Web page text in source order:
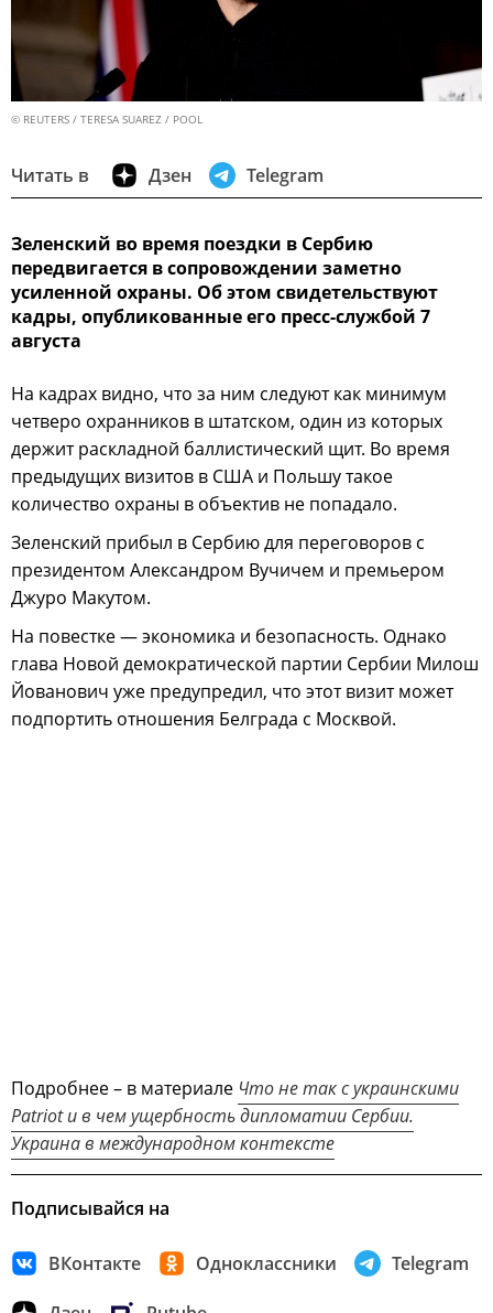
© REUTERS / TERESA SUAREZ / POOL
Читать в Дзен Telegram
Зеленский во время поездки в Сербию
передвигается в сопровождении заметно
усиленной охраны. Об этом свидетельствуют
кадры, опубликованные его пресс-службой 7
августа
На кадрах видно, что за ним следуют как минимум
четверо охранников в штатском, один из которых
держит раскладной баллистический щит. Во время
предыдущих визитов в США и Польшу такое
количество охраны в объектив не попадало.
Зеленский прибыл в Сербию для переговоров с
президентом Александром Вучичем и премьером
Джуро Макутом.
На повестке — экономика и безопасность. Однако
глава Новой демократической партии Сербии Милош
Йованович уже предупредил, что этот визит может
подпортить отношения Белграда с Москвой.
Подробнее – в материале Что не так с украинскими
Patriot и в чем ущербность дипломатии Сербии.
Украина в международном контексте
Подписывайся на
ВКонтакте Одноклассники Telegram